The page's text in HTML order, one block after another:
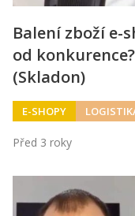
Balení zboží e-
od
(Skladon)
E-SHOPY
Před 3 roky